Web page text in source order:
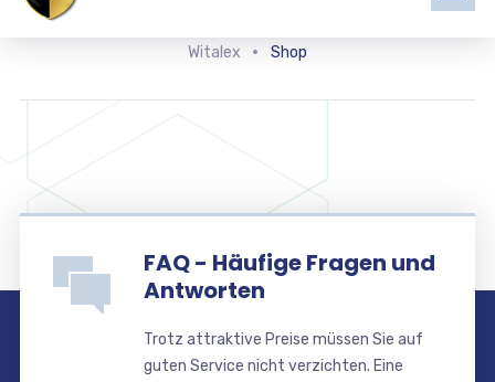
Witalex Shop
FAQ - Häufige Fragen und
Antworten
Trotz attraktive Preise müssen Sie auf
guten Service nicht verzichten. Eine